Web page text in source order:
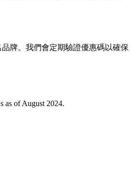
牌。我們會定期驗證優惠碼以確保
as of August 2024.